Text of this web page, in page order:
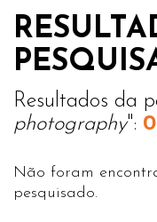
Resultados da
photography": 0
Não foram
pesquisado.